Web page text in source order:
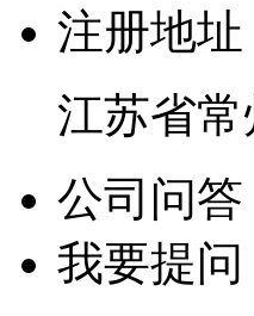
注册地址
江苏省
公司问答
我要提问